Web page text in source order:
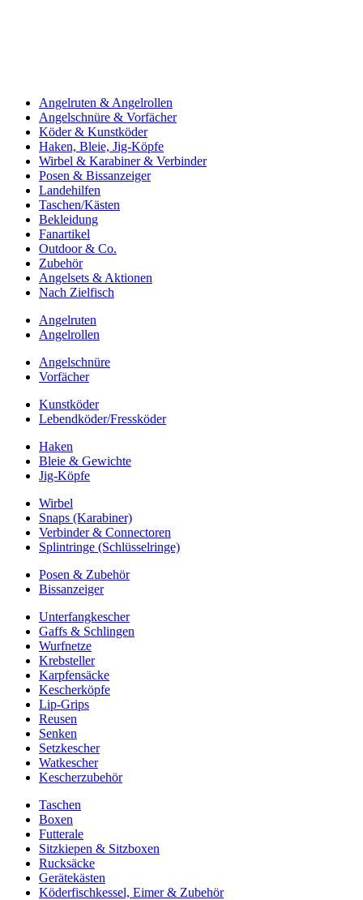
Angelruten & Angelrollen
Angelschnüre & Vorfächer
Köder & Kunstköder
Haken, Bleie, Jig-Köpfe
Wirbel & Karabiner & Verbinder
Posen & Bissanzeiger
Landehilfen
Taschen/Kästen
Bekleidung
Fanartikel
Outdoor & Co.
Zubehör
Angelsets & Aktionen
Nach Zielfisch
Angelruten
Angelrollen
Angelschnüre
Vorfächer
Kunstköder
Lebendköder/Fressköder
Haken
Bleie & Gewichte
Jig-Köpfe
Wirbel
Snaps (Karabiner)
Verbinder & Connectoren
Splintringe (Schlüsselringe)
Posen & Zubehör
Bissanzeiger
Unterfangkescher
Gaffs & Schlingen
Wurfnetze
Krebsteller
Karpfensäcke
Kescherköpfe
Lip-Grips
Reusen
Senken
Setzkescher
Watkescher
Kescherzubehör
Taschen
Boxen
Futterale
Sitzkiepen & Sitzboxen
Rucksäcke
Gerätekästen
Köderfischkessel, Eimer & Zubehör